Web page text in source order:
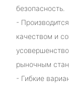
безопасность.
-
качеством и
рыночным
- Гибкие